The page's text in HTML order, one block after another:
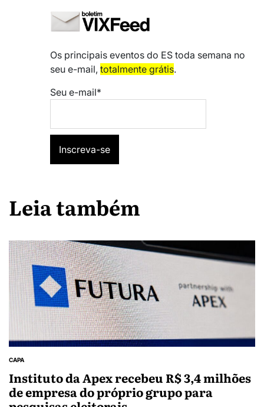
Os principais eventos do ES toda semana no
seu e-mail, totalmente grátis.
Seu e-mail*
Leia também
CAPA
Instituto da Apex recebeu R$ 3,4 milhões
de empresa do próprio grupo para